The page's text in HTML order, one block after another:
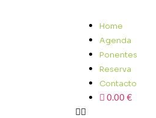
Home
Agenda
Ponentes
Reserva
Contacto
0.00 €